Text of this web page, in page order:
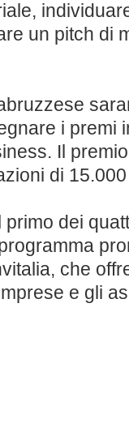
un pitch di
i premi
Il
di
primo dei
che
e gli